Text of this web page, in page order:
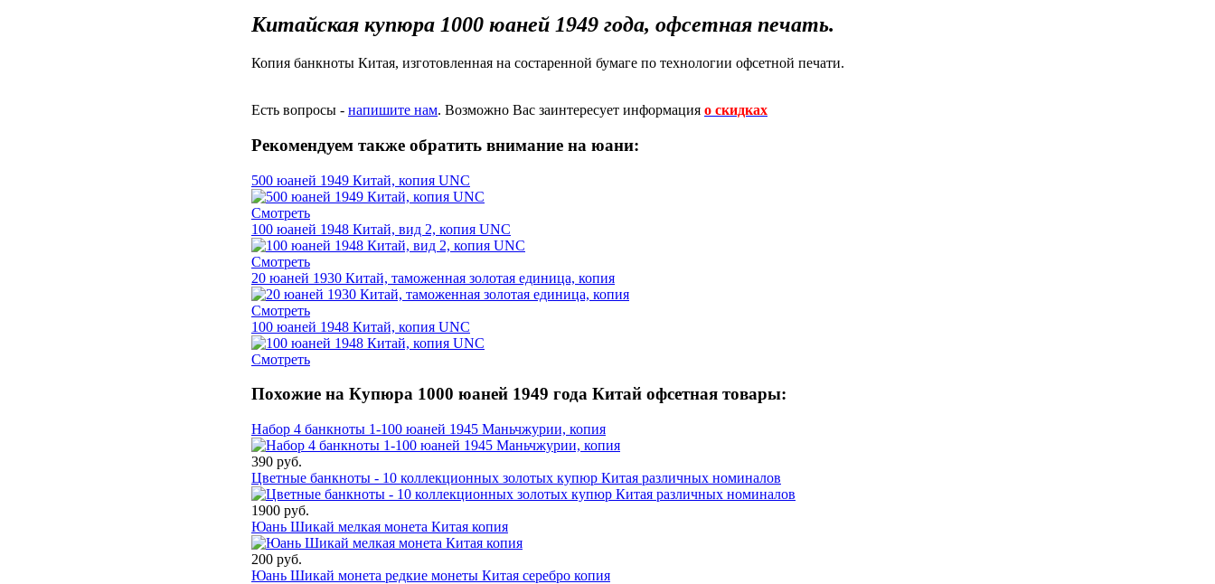
Китайская купюра 1000 юаней 1949 года, офсетная печать.
Копия банкноты Китая, изготовленная на состаренной бумаге по технологии офсетной печати.
Есть вопросы - напишите нам. Возможно Вас заинтересует информация о скидках
Рекомендуем также обратить внимание на юани:
500 юаней 1949 Китай, копия UNC
Смотреть
100 юаней 1948 Китай, вид 2, копия UNC
Смотреть
20 юаней 1930 Китай, таможенная золотая единица, копия
Смотреть
100 юаней 1948 Китай, копия UNC
Смотреть
Похожие на Купюра 1000 юаней 1949 года Китай офсетная товары:
Набор 4 банкноты 1-100 юаней 1945 Маньчжурии, копия
390 руб.
Цветные банкноты - 10 коллекционных золотых купюр Китая различных номиналов
1900 руб.
Юань Шикай мелкая монета Китая копия
200 руб.
Юань Шикай монета редкие монеты Китая серебро копия